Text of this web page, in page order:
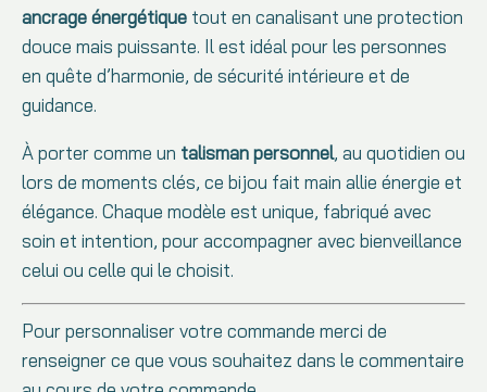
ancrage énergétique tout en canalisant une protection
douce mais puissante. Il est idéal pour les personnes
en quête d’harmonie, de sécurité intérieure et de
guidance.
À porter comme un talisman personnel, au quotidien ou
lors de moments clés, ce bijou fait main allie énergie et
élégance. Chaque modèle est unique, fabriqué avec
soin et intention, pour accompagner avec bienveillance
celui ou celle qui le choisit.
Pour personnaliser votre commande merci de
renseigner ce que vous souhaitez dans le commentaire